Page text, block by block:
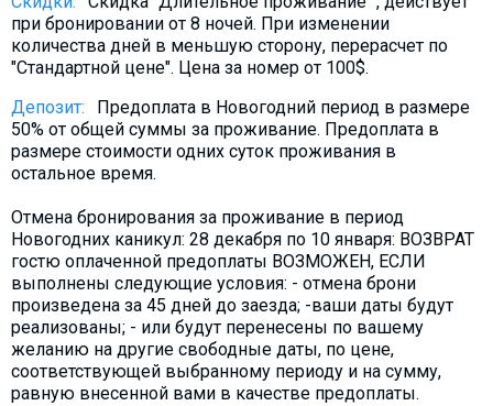
при бронировании от 8 ночей. При изменении
количества дней в меньшую сторону, перерасчет по
"Стандартной цене". Цена за номер от 100$.
Депозит:
Предоплата в Новогодний период в размере
50% от общей суммы за проживание. Предоплата в
размере стоимости одних суток проживания в
остальное время.
Отмена бронирования за проживание в период
Новогодних каникул: 28 декабря по 10 января: ВОЗВРАТ
гостю оплаченной предоплаты ВОЗМОЖЕН, ЕСЛИ
выполнены следующие условия: - отмена брони
произведена за 45 дней до заезда; -ваши даты будут
реализованы; - или будут перенесены по вашему
желанию на другие свободные даты, по цене,
соответствующей выбранному периоду и на сумму,
равную внесенной вами в качестве предоплаты.